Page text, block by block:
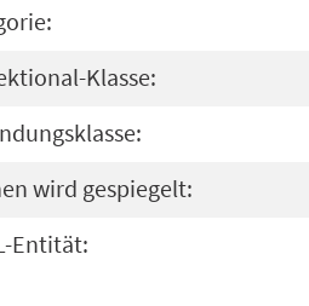
Klasse:
wird gespiegelt:
Entität: